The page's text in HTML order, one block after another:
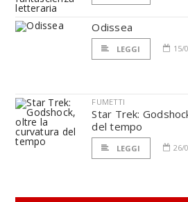
Odissea
LEGGI 15/
FUMETTI
Star Trek:
del tempo
LEGGI 26/